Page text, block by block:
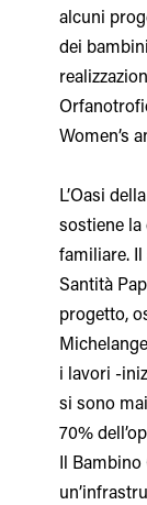
alcuni
dei
Women’s
L’Oasi
sostiene
familiare. Il
Santità
progetto,
i lavori -
si sono
70%
Il Bambino